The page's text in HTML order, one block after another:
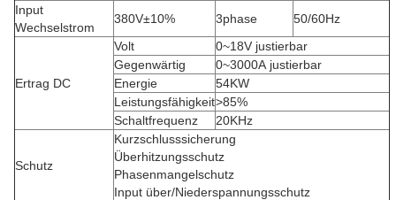
Input
Wechselstrom
380V±10% 3phase 50/60Hz
Ertrag DC
Volt
0~18V justierbar
Gegenwärtig
0~3000A justierbar
Energie
54KW
Leistungsfähigkeit>85%
Schaltfrequenz
20KHz
Schutz
Kurzschlusssicherung
Überhitzungsschutz
Phasenmangelschutz
Input über/Niederspannungsschutz